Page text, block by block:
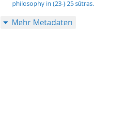
philosophy in (23-) 25 sūtras.
Mehr Metadaten